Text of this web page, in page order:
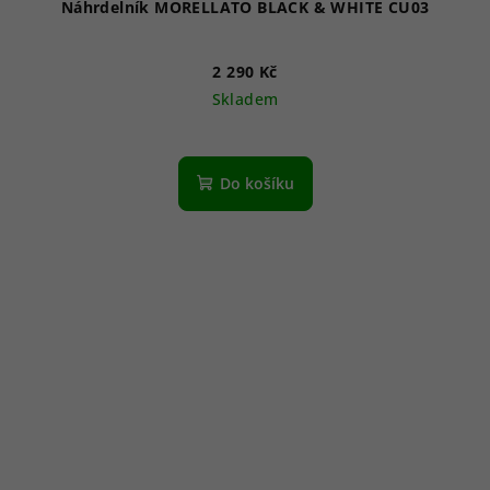
Náhrdelník MORELLATO BLACK & WHITE CU03
2 290 Kč
Skladem
Do košíku